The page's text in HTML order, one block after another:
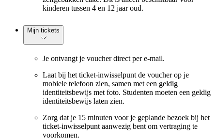
kinderen tussen 4 en 12 jaar oud.
Mijn tickets
Je ontvangt je voucher direct per e-mail.
Laat bij het ticket-inwisselpunt de voucher op je
mobiele telefoon zien, samen met een geldig
identiteitsbewijs met foto. Studenten moeten een geldig
identiteitsbewijs laten zien.
Zorg dat je 15 minuten voor je geplande bezoek bij het
ticket-inwisselpunt aanwezig bent om vertraging te
voorkomen.